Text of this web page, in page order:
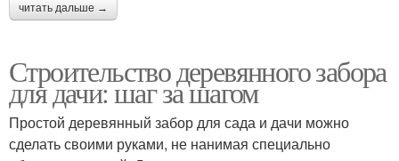
читать дальше →
Строительство деревянного забора
для дачи: шаг за шагом
Простой деревянный забор для сада и дачи можно
сделать своими руками, не нанимая специально